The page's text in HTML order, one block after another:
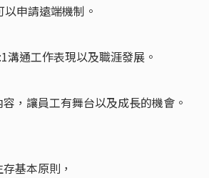
申請遠端機制。
溝通工作表現以及職涯發展。
，讓員工有舞台以及成長的機會。
基本原則，